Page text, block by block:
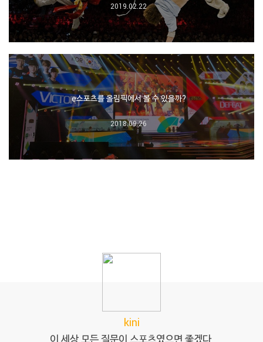
2019.02.22
e스포츠를 올림픽에서 볼 수 있을까?
2018.09.26
kini
이 세상 모든 질문이 스포츠였으면 좋겠다.